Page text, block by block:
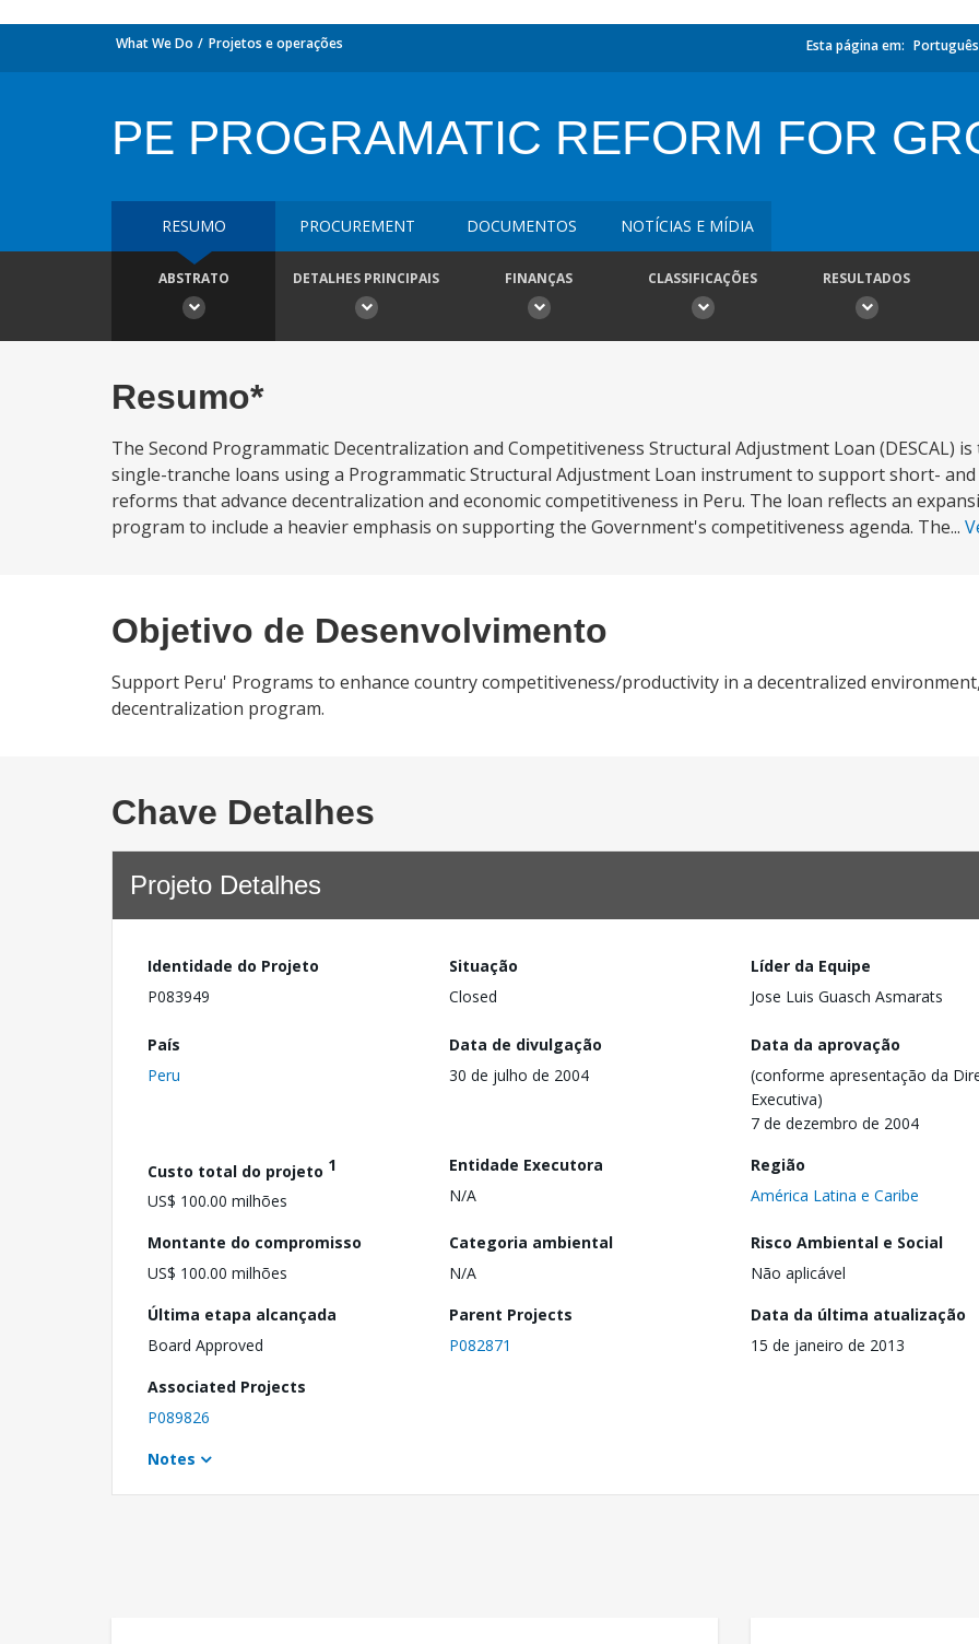
What We Do Projetos e operações Esta página em: Português
PE PROGRAMATIC REFORM FOR
RESUMO PROCUREMENT DOCUMENTOS NOTÍCIAS E MÍDIA
ABSTRATO DETALHES PRINCIPAIS FINANÇAS CLASSIFICAÇÕES RESULTADOS
Resumo*
The Second Programmatic Decentralization and Competitiveness Structural Adjustment Loan (DESCAL)
single-tranche loans using a Programmatic Structural Adjustment Loan instrument to support short-
reforms that advance decentralization and economic competitiveness in Peru. The loan reflects an
program to include a heavier emphasis on supporting the Government's competitiveness agenda. The...
Objetivo de Desenvolvimento
Support Peru' Programs to enhance country competitiveness/productivity in a decentralized
decentralization program.
Chave Detalhes
Projeto Detalhes
Identidade do Projeto
P083949
Situação
Closed
Líder da Equipe
Jose Luis Guasch Asmarats
País
Peru
Data de divulgação
30 de julho de 2004
Data da aprovação
(conforme apresentação da
Executiva)
7 de dezembro de 2004
Custo total do projeto 1
US$ 100.00 milhões
Entidade Executora
N/A
Região
América Latina e Caribe
Montante do compromisso
US$ 100.00 milhões
Categoria ambiental
N/A
Risco Ambiental e Social
Não aplicável
Última etapa alcançada
Board Approved
Parent Projects
P082871
Data da última atualização
15 de janeiro de 2013
Associated Projects
P089826
Notes